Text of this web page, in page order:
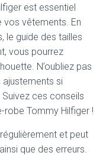
est essentiel
vos vêtements. En
le guide des tailles
vous pourrez
N’oubliez pas
ajustements si
ces conseils
Tommy Hilfiger !
et peut
que des erreurs.